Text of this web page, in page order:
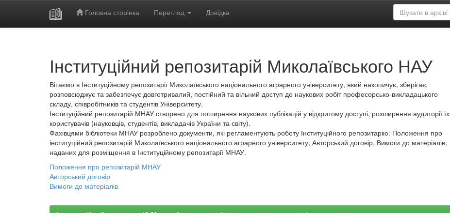
Головна сторінка Перегляд Довідка
Інституційний репозитарій Миколаївського НАУ
Вітаємо в Інституційному репозитарії Миколаївського національного аграрного університету, який накопичує, зберігає,
розповсюджує та забезпечує довготривалий, постійний та вільний доступ до наукових робіт професорсько-викладацького
складу, співробітників та студентів Університету.
Інституційний репозитарій МНАУ створено для поширення наукових публікацій у відкритому доступі, розширення аудиторії їх
користувачів (науковців, студентів, викладачів України та світу).
Фахівцями бібліотеки МНАУ розроблено документи, які регламентують роботу Інституційного репозитарію: Положення про
інституційний репозитарій Миколаївського національного аграрного університету, Авторський договір, Вимоги до матеріалів,
наданих для розміщення в Інституційному репозитарії МНАУ.
Положення про репозитарій МНАУ
Авторський договір
Вимоги до матеріалів